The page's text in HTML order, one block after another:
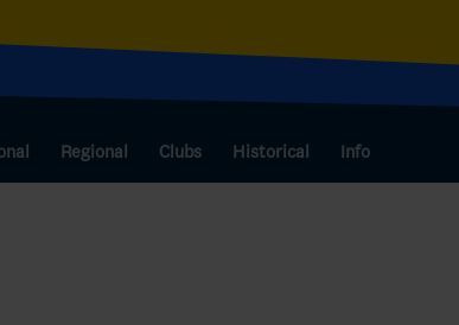
Regional Clubs Historical Info